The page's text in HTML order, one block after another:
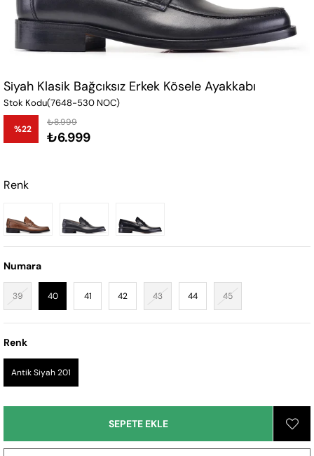
Siyah Klasik Bağcıksız Erkek Kösele Ayakkabı
Stok Kodu(7648-530 NOC)
%22
İndirim
₺8.999
₺6.999
Renk
Numara
39 40 41 42 43 44 45
Renk
Antik Siyah 201